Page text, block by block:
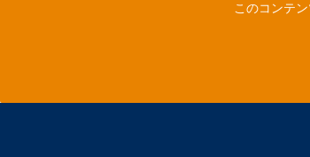
このコンテ